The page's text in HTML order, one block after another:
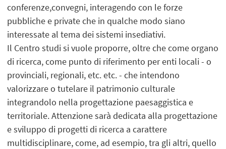
conferenze,convegni, interagendo con le forze
pubbliche e private che in qualche modo siano
interessate al tema dei sistemi insediativi.
Il Centro studi si vuole proporre, oltre che come organo
di ricerca, come punto di riferimento per enti locali - o
provinciali, regionali, etc. etc. - che intendono
valorizzare o tutelare il patrimonio culturale
integrandolo nella progettazione paesaggistica e
territoriale. Attenzione sarà dedicata alla progettazione
e sviluppo di progetti di ricerca a carattere
multidisciplinare, come, ad esempio, tra gli altri, quello